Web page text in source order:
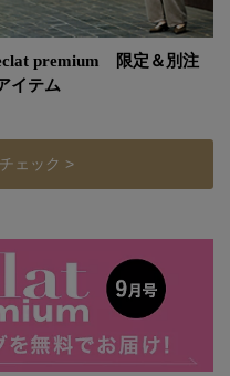
premium 限定＆別注
イテム
ェック >